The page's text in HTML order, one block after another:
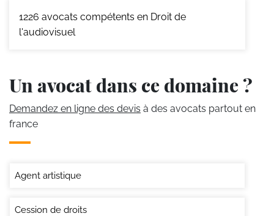
1226 avocats compétents en Droit de
l'audiovisuel
Un avocat dans ce domaine ?
Demandez en ligne des devis à des avocats partout en
france
Agent artistique
Cession de droits